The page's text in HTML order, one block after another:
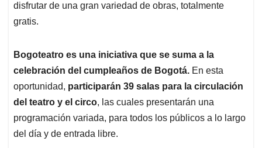
disfrutar de una gran variedad de obras, totalmente
gratis.
Bogoteatro es una iniciativa que se suma a la
celebración del cumpleaños de Bogotá. En esta
oportunidad, participarán 39 salas para la circulación
del teatro y el circo, las cuales presentarán una
programación variada, para todos los públicos a lo largo
del día y de entrada libre.